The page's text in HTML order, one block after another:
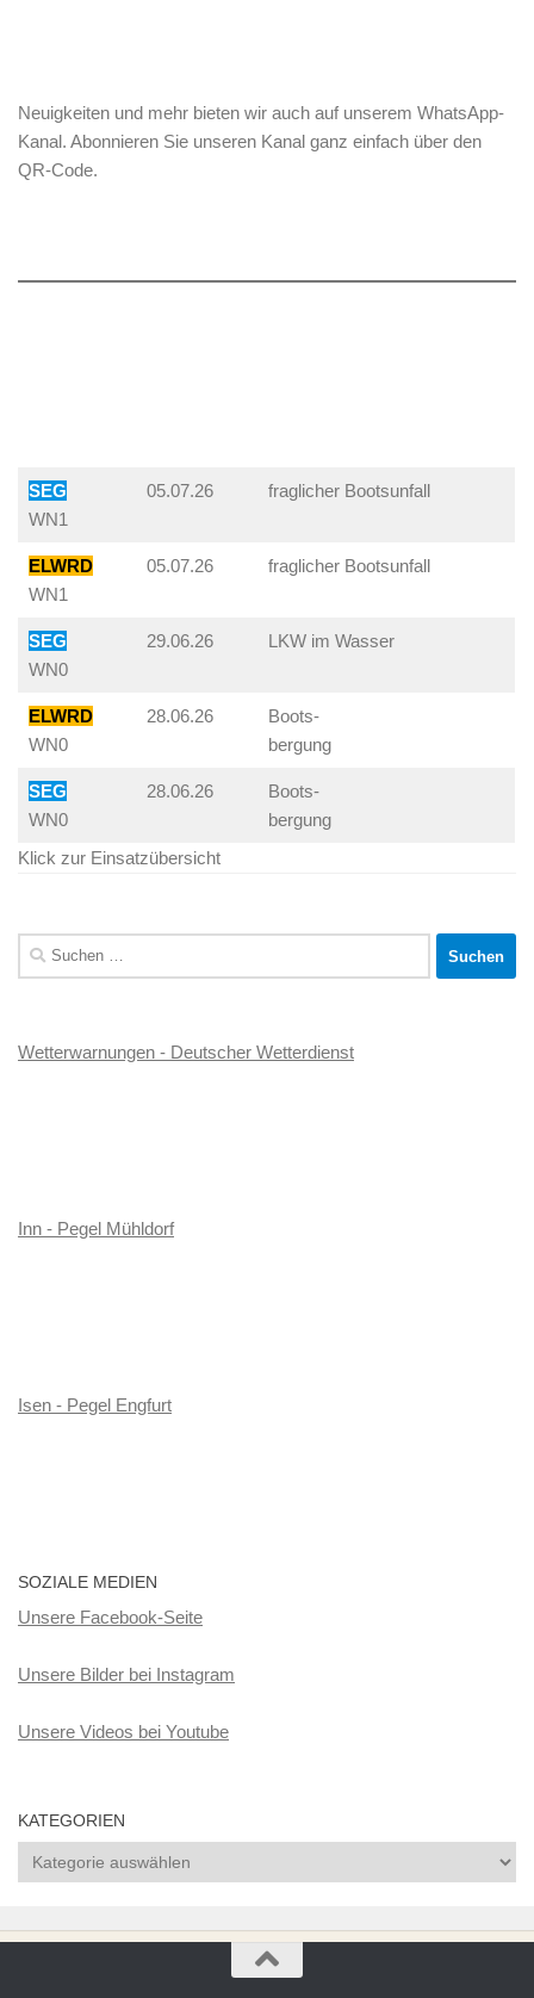
Neuigkeiten und mehr bieten wir auch auf unserem WhatsApp-
Kanal. Abonnieren Sie unseren Kanal ganz einfach über den
QR-Code.
SEG
WN1
05.07.26 fraglicher Bootsunfall
ELWRD
WN1
05.07.26 fraglicher Bootsunfall
SEG
WN0
29.06.26 LKW im Wasser
ELWRD
WN0
28.06.26
Boots-
bergung
SEG
WN0
28.06.26
Boots-
bergung
Klick zur Einsatzübersicht
Suchen
nach:
Wetterwarnungen - Deutscher Wetterdienst
Inn - Pegel Mühldorf
Isen - Pegel Engfurt
SOZIALE MEDIEN
Unsere Facebook-Seite
Unsere Bilder bei Instagram
Unsere Videos bei Youtube
KATEGORIEN
Kategorien